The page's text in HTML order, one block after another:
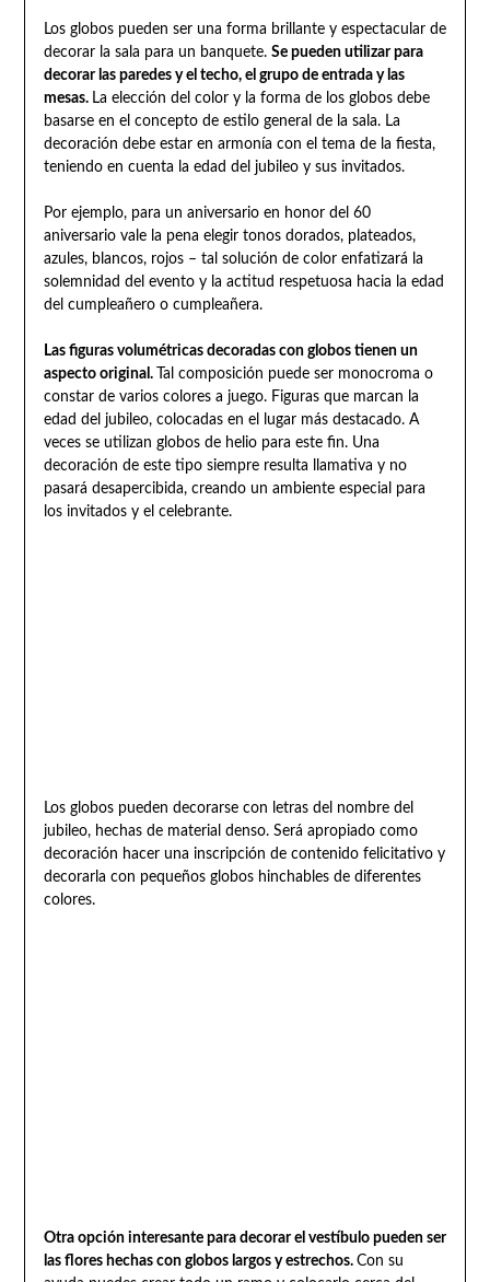
Los globos pueden ser una forma brillante y espectacular de
decorar la sala para un banquete. Se pueden utilizar para
decorar las paredes y el techo, el grupo de entrada y las
mesas. La elección del color y la forma de los globos debe
basarse en el concepto de estilo general de la sala. La
decoración debe estar en armonía con el tema de la fiesta,
teniendo en cuenta la edad del jubileo y sus invitados.
Por ejemplo, para un aniversario en honor del 60
aniversario vale la pena elegir tonos dorados, plateados,
azules, blancos, rojos – tal solución de color enfatizará la
solemnidad del evento y la actitud respetuosa hacia la edad
del cumpleañero o cumpleañera.
Las figuras volumétricas decoradas con globos tienen un
aspecto original.
Tal composición puede ser monocroma o
constar de varios colores a juego. Figuras que marcan la
edad del jubileo, colocadas en el lugar más destacado. A
veces se utilizan globos de helio para este fin. Una
decoración de este tipo siempre resulta llamativa y no
pasará desapercibida, creando un ambiente especial para
los invitados y el celebrante.
Los globos pueden decorarse con letras del nombre del
jubileo, hechas de material denso. Será apropiado como
decoración hacer una inscripción de contenido felicitativo y
decorarla con pequeños globos hinchables de diferentes
colores.
Otra opción interesante para decorar el vestíbulo pueden ser
las flores hechas con globos largos y estrechos. Con su